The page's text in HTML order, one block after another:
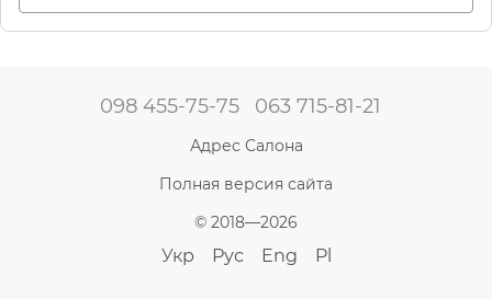
098 455-75-75 063 715-81-21
Адрес Салона
Полная версия сайта
© 2018—2026
Укр Рус Eng Pl